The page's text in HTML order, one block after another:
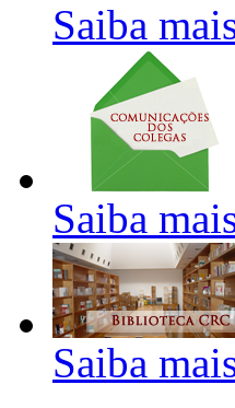
Saiba
Saiba
Saiba